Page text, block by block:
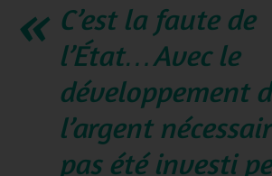
C’est la faute de
l’État…Avec le
développement
l’argent
pas été investi